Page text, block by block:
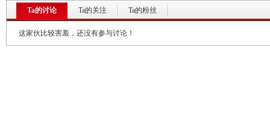
Ta的讨论 Ta的关注 Ta的粉丝
这家伙比较害羞，还没有参与讨论！